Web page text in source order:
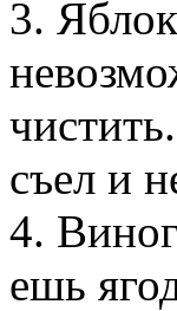
3.
съел и
4.
ешь